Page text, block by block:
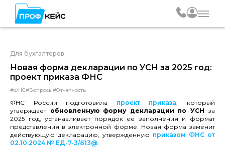
Для бухгалтеров
Новая форма декларации по УСН за 2025 год:
проект приказа ФНС
#ФНС#Вопросы#Отчетность
ФНС России подготовила проект приказа, который
утверждает обновленную форму декларации по УСН за
2025 год, устанавливает порядок её заполнения и формат
представления в электронной форме. Новая форма заменит
действующую декларацию, утвержденную приказом ФНС от
02.10.2024 № ЕД-7-3/813@.